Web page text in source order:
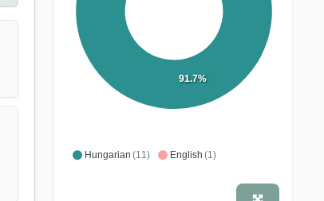
Hungarian (11) English (1)
91.7%